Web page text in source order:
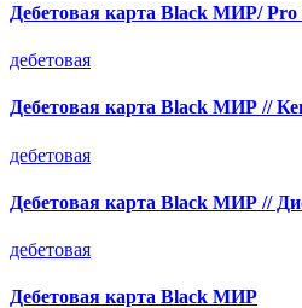
Дебетовая карта Black МИР/ Pro
дебетовая
Дебетовая карта Black МИР //
дебетовая
Дебетовая карта Black МИР //
дебетовая
Дебетовая карта Black МИР